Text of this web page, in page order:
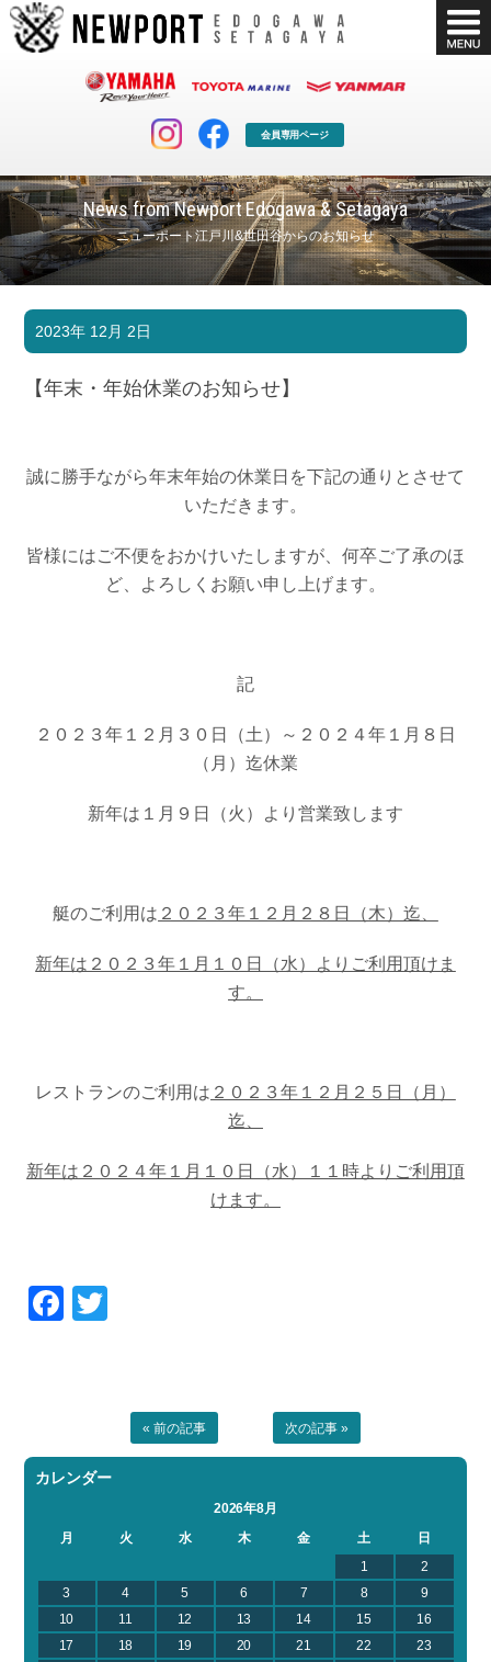
会員専用ページ
News from Newport Edogawa & Setagaya
ニューポート江戸川&世田谷からのお知らせ
マリンクラブ
マリンライフを堪能したい！
ボート販売
ボート免許
長年の実績と信頼！
Shop Info. Blog
採用情報 リンク集
2023年 12月 2日
【年末・年始休業のお知らせ】
誠に勝手ながら年末年始の休業日を下記の通りとさせて
いただきます。
皆様にはご不便をおかけいたしますが、何卒ご了承のほ
ど、よろしくお願い申し上げます。
記
２０２３年１２月３０日（土）～２０２４年１月８日
（月）迄休業
新年は１月９日（火）より営業致します
艇のご利用は ２０２３年１２月２８日（木）迄、
新年は２０２３年１月１０日（水）よりご利用頂けま
す。
レストランのご利用は ２０２３年１２月２５日（月）
迄、
新年は２０２４年１月１０日（水）１１時よりご利用頂
けます。
Facebook
« 前の記事 次の記事 »
カレンダー
2026年8月
月
火 水 木 金 土
日
1
2
3
4 5 6 7 8
9
10
11 12 13 14 15
16
17
18 19 20 21 22
23